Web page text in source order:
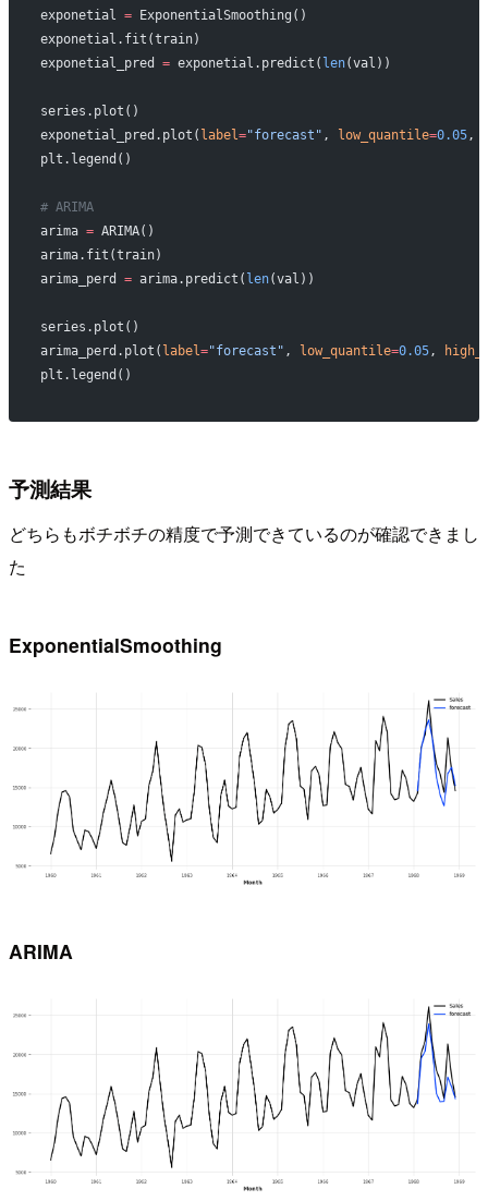
exponetial = ExponentialSmoothing()
exponetial.fit(train)
exponetial_pred = exponetial.predict( len(val))
series.plot()
exponetial_pred.plot( label ="forecast" , low_quantile=0.05,
plt.legend()
# ARIMA
arima = ARIMA()
arima.fit(train)
arima_perd = arima.predict( len(val))
series.plot()
arima_perd.plot( label ="forecast" , low_quantile=0.05,
plt.legend()
予測結果
どちらもボチボチの精度で予測できているのが確認できまし
た
ExponentialSmoothing
ARIMA